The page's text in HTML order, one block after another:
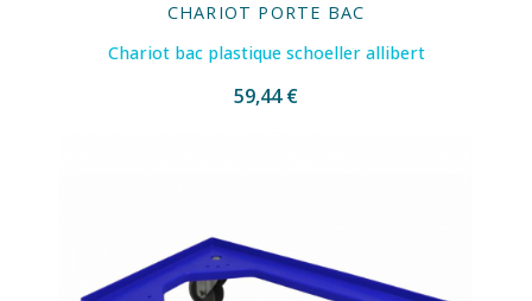
CHARIOT PORTE BAC
Chariot bac plastique schoeller allibert
59,44 €